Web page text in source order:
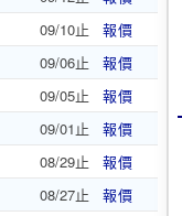
09/10止 報價
09/06止 報價
09/05止 報價
09/01止 報價
08/29止 報價
08/27止 報價